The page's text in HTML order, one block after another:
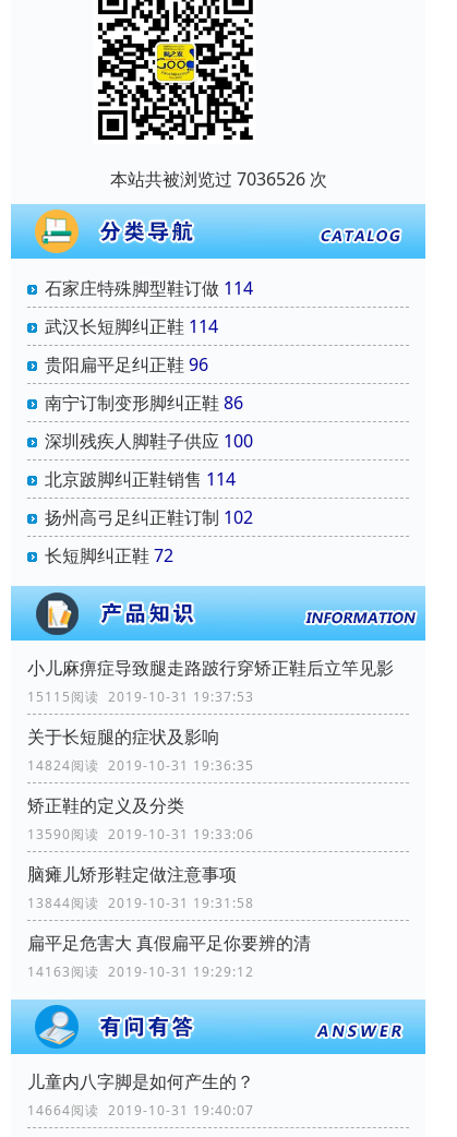
本站共被浏览过 7036526 次
石家庄特殊脚型鞋订做 114
武汉长短脚纠正鞋 114
贵阳扁平足纠正鞋 96
南宁订制变形脚纠正鞋 86
深圳残疾人脚鞋子供应 100
北京跛脚纠正鞋销售 114
扬州高弓足纠正鞋订制 102
长短脚纠正鞋 72
小儿麻痹症导致腿走路跛行穿矫正鞋后立竿见影
15115阅读 2019-10-31 19:37:53
关于长短腿的症状及影响
14824阅读 2019-10-31 19:36:35
矫正鞋的定义及分类
13590阅读 2019-10-31 19:33:06
脑瘫儿矫形鞋定做注意事项
13844阅读 2019-10-31 19:31:58
扁平足危害大 真假扁平足你要辨的清
14163阅读 2019-10-31 19:29:12
儿童内八字脚是如何产生的？
14664阅读 2019-10-31 19:40:07